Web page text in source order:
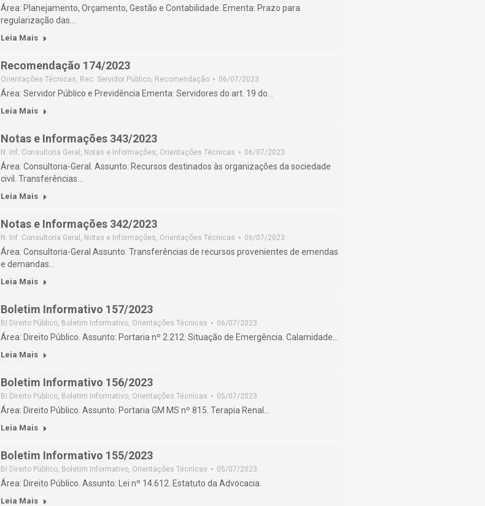
Área: Planejamento, Orçamento, Gestão e Contabilidade. Ementa: Prazo para
regularização das…
Leia Mais
Recomendação 174/2023
Orientações Técnicas, Rec. Servidor Público, Recomendação 06/07/2023
Área: Servidor Público e Previdência Ementa: Servidores do art. 19 do…
Leia Mais
Notas e Informações 343/2023
N. Inf. Consultoria Geral , Notas e Informações, Orientações Técnicas 06/07/2023
Área: Consultoria-Geral. Assunto: Recursos destinados às organizações da sociedade
civil. Transferências…
Leia Mais
Notas e Informações 342/2023
N. Inf. Consultoria Geral , Notas e Informações, Orientações Técnicas 06/07/2023
Área: Consultoria-Geral Assunto: Transferências de recursos provenientes de emendas
e demandas…
Leia Mais
Boletim Informativo 157/2023
BI Direito Público, Boletim Informativo, Orientações Técnicas 06/07/2023
Área: Direito Público. Assunto: Portaria nº 2.212. Situação de Emergência. Calamidade…
Leia Mais
Boletim Informativo 156/2023
BI Direito Público, Boletim Informativo, Orientações Técnicas 05/07/2023
Área: Direito Público. Assunto: Portaria GM MS nº 815. Terapia Renal…
Leia Mais
Boletim Informativo 155/2023
BI Direito Público, Boletim Informativo, Orientações Técnicas 05/07/2023
Área: Direito Público. Assunto: Lei nº 14.612. Estatuto da Advocacia.
Leia Mais